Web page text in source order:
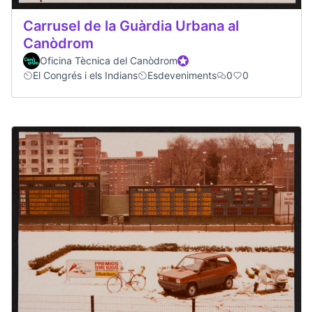
Carrusel de la Guàrdia Urbana al
Canòdrom
Oficina Tècnica del CanòdromParticipant oficial
El Congrés i els Indians
Esdeveniments 0 0